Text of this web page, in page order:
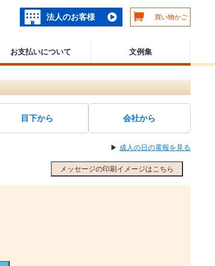
法人のお客様 買い物かご
お支払いについて 文例集
目下から 会社から
▶ 成人の日の電報を見る
メッセージの印刷イメージはこちら